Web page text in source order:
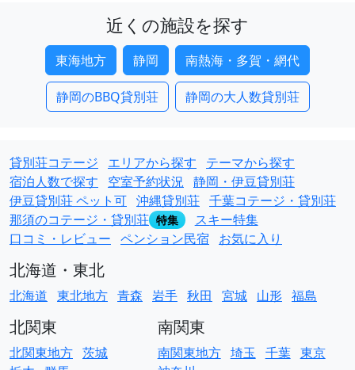
近くの施設を探す
東海地方 静岡 南熱海・多賀・網代
静岡のBBQ貸別荘 静岡の大人数貸別荘
貸別荘コテージ エリアから探す
テーマから探す
宿泊人数で探す
空室予約状況 静岡・伊豆貸別荘
伊豆貸別荘 ペット可 沖縄貸別荘 千葉コテージ・貸別荘
那須のコテージ・貸別荘 特集
スキー特集
口コミ・レビュー ペンション民宿 お気に入り
北海道・東北
北海道 東北地方 青森 岩手 秋田 宮城 山形 福島
北関東
北関東地方 茨城
南関東
南関東地方 埼玉 千葉 東京